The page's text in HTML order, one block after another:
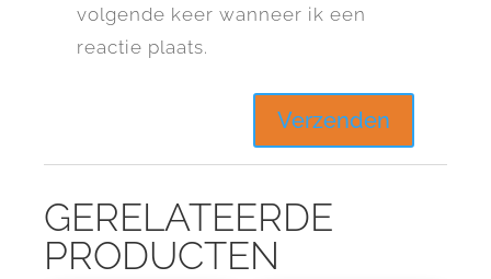
volgende keer wanneer ik een
reactie plaats.
GERELATEERDE
PRODUCTEN